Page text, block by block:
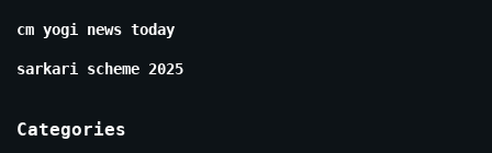
cm yogi news today
sarkari scheme 2025
Categories